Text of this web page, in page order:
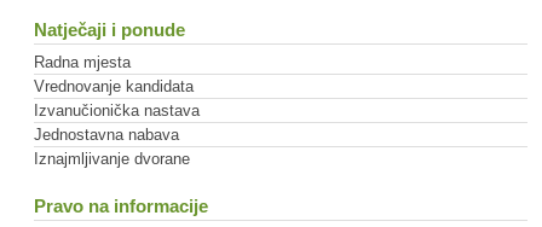
Natječaji i ponude
Radna mjesta
Vrednovanje kandidata
Izvanučionička nastava
Jednostavna nabava
Iznajmljivanje dvorane
Pravo na informacije